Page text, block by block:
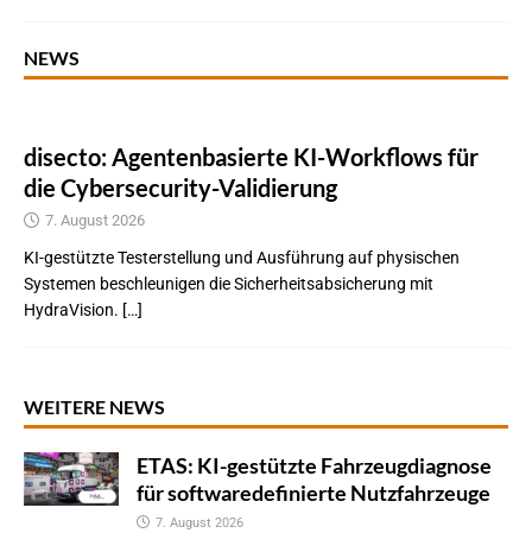
NEWS
disecto: Agentenbasierte KI-Workflows für
die Cybersecurity-Validierung
7. August 2026
KI-gestützte Testerstellung und Ausführung auf physischen
Systemen beschleunigen die Sicherheitsabsicherung mit
HydraVision. […]
WEITERE NEWS
ETAS: KI-gestützte Fahrzeugdiagnose
für softwaredefinierte Nutzfahrzeuge
7. August 2026